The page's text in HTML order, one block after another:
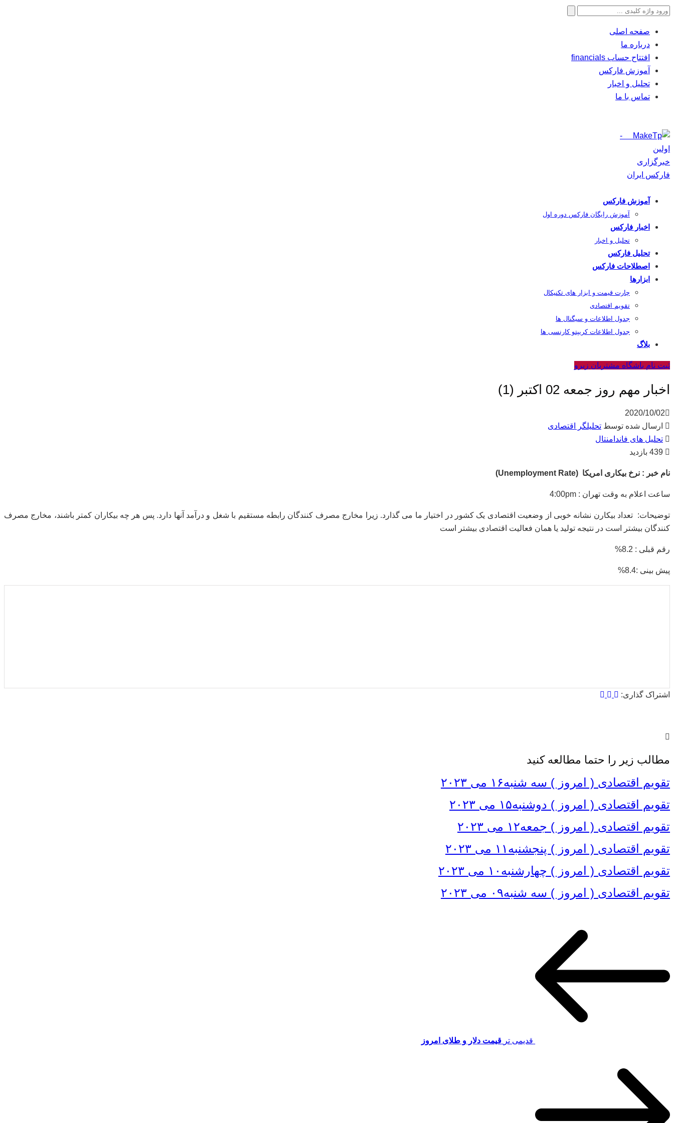
جستجو
صفحه اصلی
درباره ما
افتتاح حساب financials
آموزش فارکس
تحلیل و اخبار
تماس با ما
آموزش فارکس
آموزش رایگان فارکس دوره اول
اخبار فارکس
تحلیل و اخبار
تحلیل فارکس
اصطلاحات فارکس
ابزارها
چارت قیمت و ابزار های تکنیکال
تقویم اقتصادی
جدول اطلاعات و سیگنال ها
جدول اطلاعات کریپتو کارنسی ها
بلاگ
ثبت نام باشگاه مشتریان زیرو
اخبار مهم روز جمعه 02 اکتبر (1)
2020/10/02
ارسال شده توسط تحلیلگر اقتصادی
تحلیل های فاندامنتال
نام خبر : نرخ بیکاری امریکا (Unemployment Rate)
ساعت اعلام به وقت تهران : 4:00pm
توضیحات: تعداد بیکارن نشانه خوبی از وضعیت اقتصادی یک کشور در اختیار ما می گذارد. زیرا مخارج مصرف کنندگان رابطه مستقیم با شغل و درآمد آنها دارد. پس هر چه بیکاران کمتر باشند، مخارج مصرف
کنندگان بیشتر است در نتیجه تولید یا همان فعالیت اقتصادی بیشتر است
رقم قبلی : 8.2%
پیش بینی :8.4%
اشتراک گذاری:
مطالب زیر را حتما مطالعه کنید
تقویم اقتصادی ( امروز ) سه شنبه۱۶ می ۲۰۲۳
تقویم اقتصادی ( امروز ) دوشنبه۱۵ می ۲۰۲۳
تقویم اقتصادی ( امروز ) جمعه۱۲ می ۲۰۲۳
تقویم اقتصادی ( امروز ) پنجشنبه۱۱ می ۲۰۲۳
تقویم اقتصادی ( امروز ) چهارشنبه۱۰ می ۲۰۲۳
تقویم اقتصادی ( امروز ) سه شنبه۰۹ می ۲۰۲۳
قدیمی تر قیمت دلار و طلای امروز